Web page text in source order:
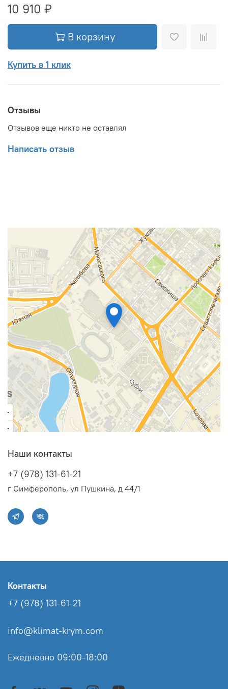
10 910 ₽
В корзину
Купить в 1 клик
Отзывы
Отзывов еще никто не оставлял
Написать отзыв
Наши контакты
+7 (978) 131-61-21
г Симферополь, ул Пушкина, д 44/1
Контакты
+7 (978) 131-61-21
info@klimat-krym.com
Ежедневно 09:00-18:00